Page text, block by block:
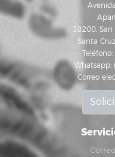
38200, San
Santa
Whatsapp:
Correo